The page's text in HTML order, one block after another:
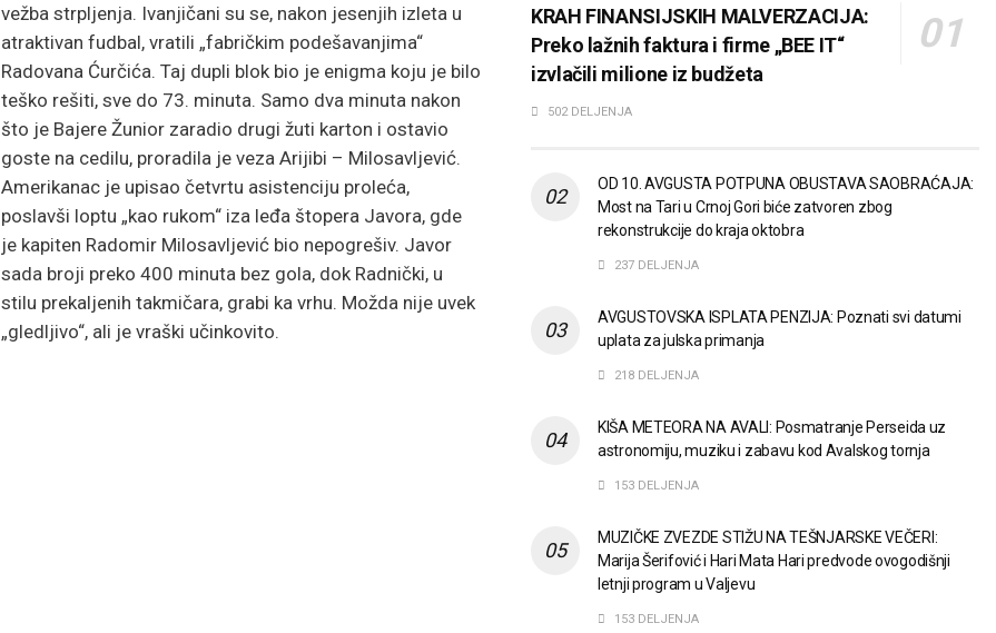
vežba strpljenja. Ivanjičani su se, nakon jesenjih izleta u
atraktivan fudbal, vratili „fabričkim podešavanjima“
Radovana Ćurčića. Taj dupli blok bio je enigma koju je bilo
teško rešiti, sve do 73. minuta. Samo dva minuta nakon
što je Bajere Žunior zaradio drugi žuti karton i ostavio
goste na cedilu, proradila je veza Arijibi – Milosavljević.
Amerikanac je upisao četvrtu asistenciju proleća,
poslavši loptu „kao rukom“ iza leđa štopera Javora, gde
je kapiten Radomir Milosavljević bio nepogrešiv. Javor
sada broji preko 400 minuta bez gola, dok Radnički, u
stilu prekaljenih takmičara, grabi ka vrhu. Možda nije uvek
„gledljivo“, ali je vraški učinkovito.
KRAH FINANSIJSKIH MALVERZACIJA:
Preko lažnih faktura i firme „BEE IT“
izvlačili milione iz budžeta
502 DELJENJA
OD 10. AVGUSTA POTPUNA OBUSTAVA SAOBRAĆAJA:
Most na Tari u Crnoj Gori biće zatvoren zbog
rekonstrukcije do kraja oktobra
237 DELJENJA
AVGUSTOVSKA ISPLATA PENZIJA: Poznati svi datumi
uplata za julska primanja
218 DELJENJA
KIŠA METEORA NA AVALI: Posmatranje Perseida uz
astronomiju, muziku i zabavu kod Avalskog tornja
153 DELJENJA
MUZIČKE ZVEZDE STIŽU NA TEŠNJARSKE VEČERI:
Marija Šerifović i Hari Mata Hari predvode ovogodišnji
letnji program u Valjevu
153 DELJENJA